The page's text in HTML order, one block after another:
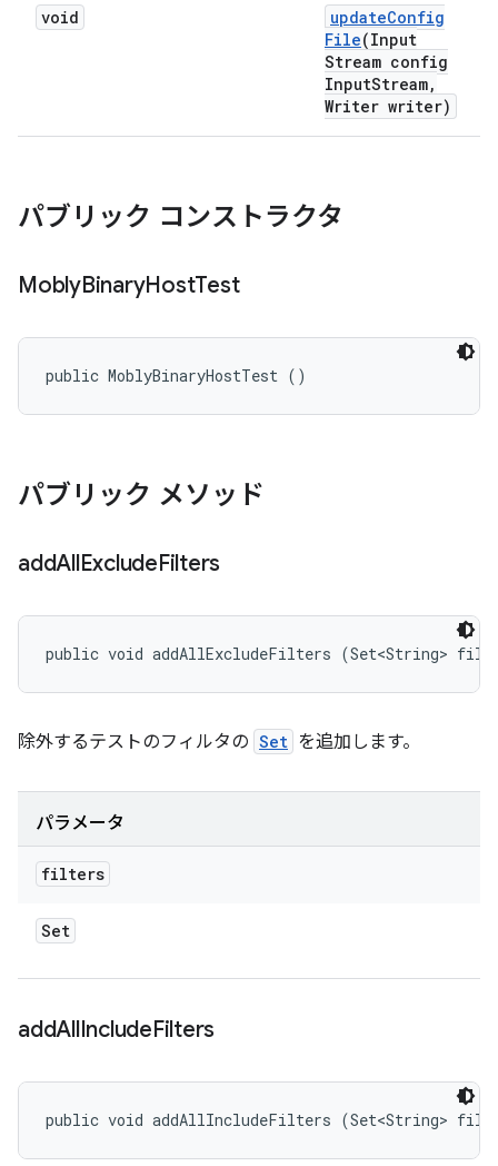
void updateConfig
File(Input
Stream config
InputStream,
Writer writer)
パブリック コンストラクタ
MoblyBinaryHostTest
public MoblyBinaryHostTest ()
パブリック メソッド
addAllExcludeFilters
public void addAllExcludeFilters (Set<String>
除外するテストのフィルタの Set を追加します。
パラメータ
filters
Set
addAllIncludeFilters
public void addAllIncludeFilters (Set<String>